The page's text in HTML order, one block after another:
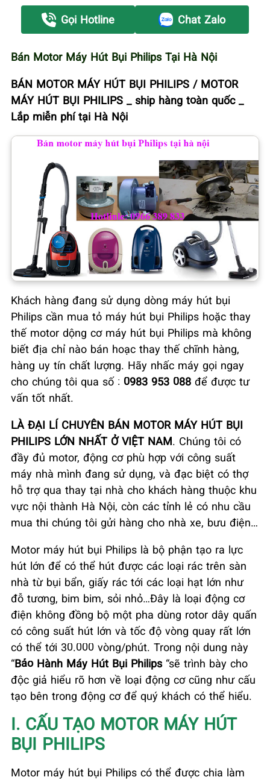
Gọi Hotline Chat Zalo
Bán Motor Máy Hút Bụi Philips Tại Hà Nội
BÁN MOTOR MÁY HÚT BỤI PHILIPS / MOTOR
MÁY HÚT BỤI PHILIPS _ ship hàng toàn quốc _
Lắp miễn phí tại Hà Nội
Khách hàng đang sử dụng dòng máy hút bụi
Philips cần mua tỏ máy hút bụi Philips hoặc thay
thế motor dộng cơ máy hút bụi Philips mà không
biết địa chỉ nào bán hoạc thay thế chĩnh hàng,
hàng uy tín chất lượng. Hãy nhấc máy gọi ngay
cho chúng tôi qua số : 0983 953 088 để được tư
vấn tốt nhất.
LÀ ĐẠI LÍ CHUYÊN BÁN MOTOR MÁY HÚT BỤI
PHILIPS LỚN NHẤT Ở VIỆT NAM. Chúng tôi có
đầy đủ motor, động cơ phù hợp với công suất
máy nhà mình đang sử dụng, và đạc biệt có thợ
hỗ trợ qua thay tại nhà cho khách hàng thuộc khu
vực nội thành Hà Nội, còn các tỉnh lẻ có nhu cầu
mua thi chúng tôi gửi hàng cho nhà xe, bưu điện…
Motor máy hút bụi Philips là bộ phận tạo ra lực
hút lớn để có thể hút được các loại rác trên sàn
nhà từ bụi bẩn, giấy rác tới các loại hạt lớn như
đỗ tương, bim bim, sỏi nhỏ…Đây là loại động cơ
điện không đồng bộ một pha dùng rotor dây quấn
có công suất hút lớn và tốc độ vòng quay rất lớn
có thể tới 30.000 vòng/phút. Trong nội dung này
“Bảo Hành Máy Hút Bụi Philips “sẽ trình bày cho
độc giả hiểu rõ hơn về loại động cơ cũng như cấu
tạo bên trong động cơ để quý khách có thể hiểu.
I. CẤU TẠO MOTOR MÁY HÚT
BỤI PHILIPS
Motor máy hút bụi Philips có thể được chia làm